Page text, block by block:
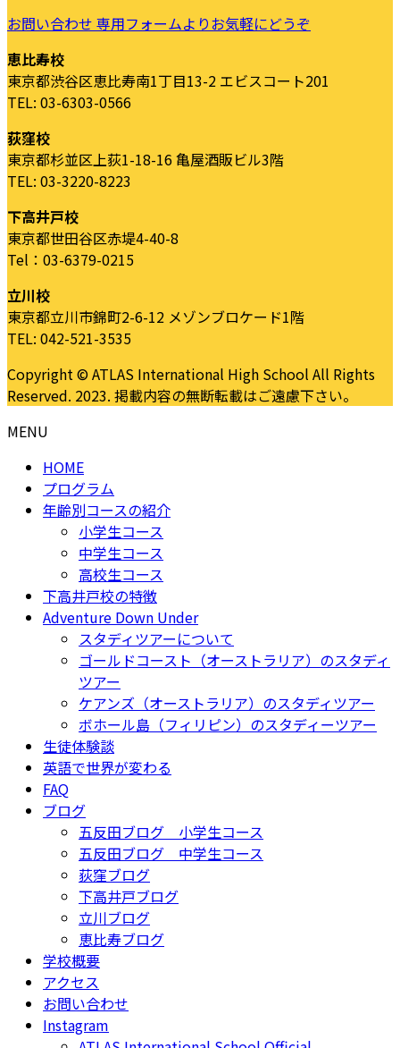
お問い合わせ 専用フォームよりお気軽にどうぞ
恵比寿校
東京都渋谷区恵比寿南1丁目13-2 エビスコート201
TEL: 03-6303-0566
荻窪校
東京都杉並区上荻1-18-16 亀屋酒販ビル3階
TEL: 03-3220-8223
下高井戸校
東京都世田谷区赤堤4-40-8
Tel：03-6379-0215
立川校
東京都立川市錦町2-6-12 メゾンブロケード1階
TEL: 042-521-3535
Copyright © ATLAS International High School All Rights
Reserved. 2023. 掲載内容の無断転載はご遠慮下さい。
MENU
HOME
プログラム
年齢別コースの紹介
小学生コース
中学生コース
高校生コース
下高井戸校の特徴
Adventure Down Under
スタディツアーについて
ゴールドコースト（オーストラリア）のスタディ
ツアー
ケアンズ（オーストラリア）のスタディツアー
ボホール島（フィリピン）のスタディーツアー
生徒体験談
英語で世界が変わる
FAQ
ブログ
五反田ブログ 小学生コース
五反田ブログ 中学生コース
荻窪ブログ
下高井戸ブログ
立川ブログ
恵比寿ブログ
学校概要
アクセス
お問い合わせ
Instagram